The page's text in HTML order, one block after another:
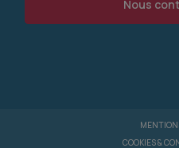
Nous
COOKIES &